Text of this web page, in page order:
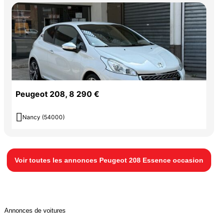
Peugeot 208, 8 290 €
 Nancy (54000)
Voir toutes les annonces Peugeot 208 Essence occasion
Annonces de voitures